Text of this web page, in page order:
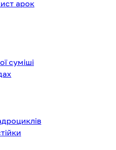
арок
суміші